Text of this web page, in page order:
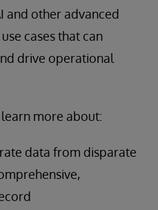
and other advanced
cases that can
drive operational
more about:
data from disparate